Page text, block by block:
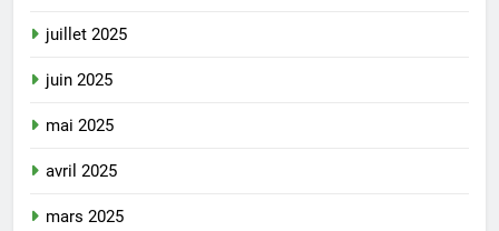
juillet 2025
juin 2025
mai 2025
avril 2025
mars 2025